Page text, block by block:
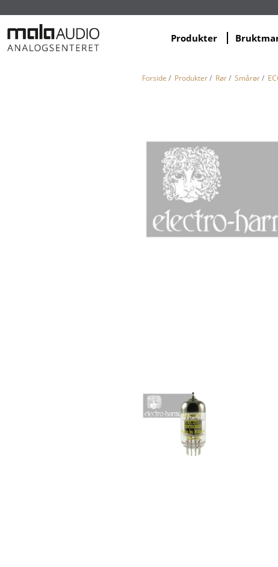
Produkter
Forside / Produkter/ Rør/ Smårør/